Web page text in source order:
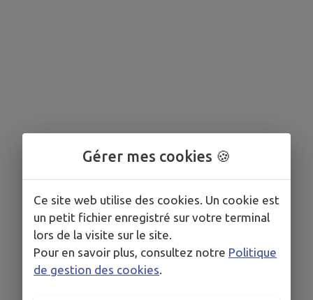
Gérer mes cookies 🍪
Ce site web utilise des cookies. Un cookie est
un petit fichier enregistré sur votre terminal
lors de la visite sur le site.
Pour en savoir plus, consultez notre Politique
de gestion des cookies